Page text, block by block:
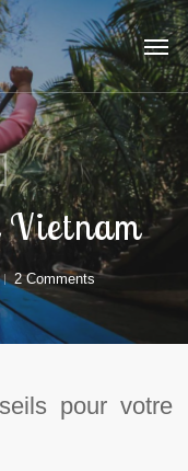
2 Comments
pour votre